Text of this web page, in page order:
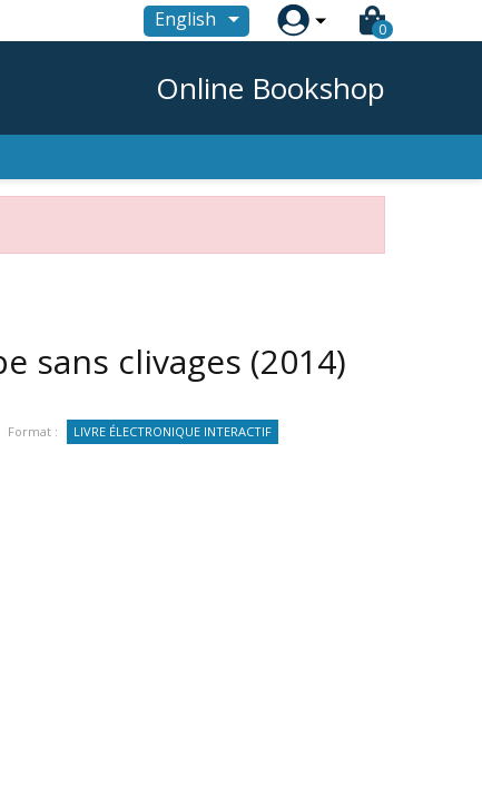
English  0
Online Bookshop
sans clivages (2014)
Format : LIVRE ÉLECTRONIQUE INTERACTIF